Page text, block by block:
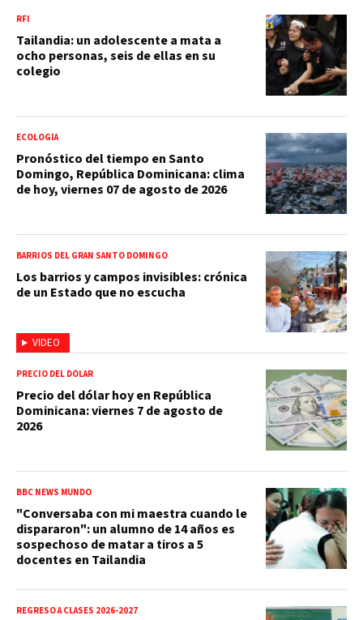
RFI
Tailandia: un adolescente a mata a
ocho personas, seis de ellas en su
colegio
ECOLOGÍA
Pronóstico del tiempo en Santo
Domingo, República Dominicana: clima
de hoy, viernes 07 de agosto de 2026
VIDEO
BARRIOS DEL GRAN SANTO DOMINGO
Los barrios y campos invisibles: crónica
de un Estado que no escucha
PRECIO DEL DÓLAR
Precio del dólar hoy en República
Dominicana: viernes 7 de agosto de
2026
BBC NEWS MUNDO
"Conversaba con mi maestra cuando le
dispararon": un alumno de 14 años es
sospechoso de matar a tiros a 5
docentes en Tailandia
REGRESO A CLASES 2026-2027